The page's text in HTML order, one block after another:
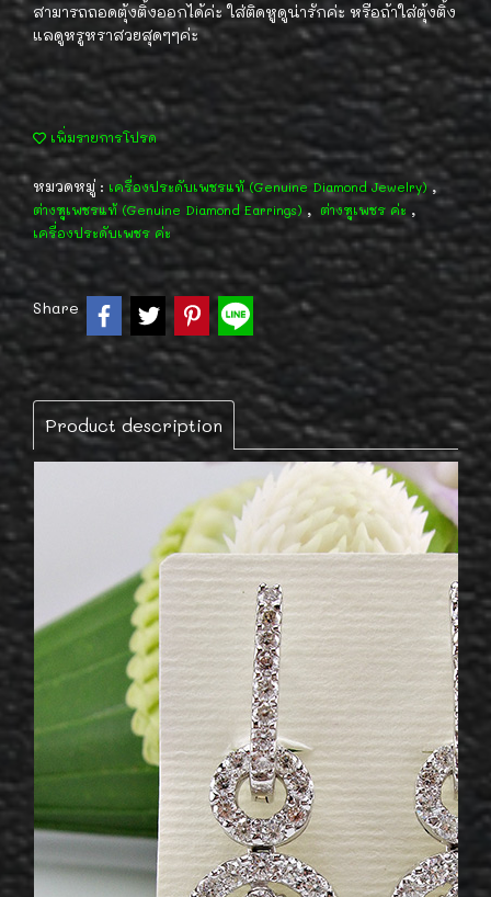
สามารถถอดตุ้งติ้งออกได้ค่ะ ใส่ติดหูดูน่ารักค่ะ หรือถ้าใส่ตุ้งติ้ง
แลดูหรูหราสวยสุดๆๆค่ะ
เพิ่มรายการโปรด
หมวดหมู่ :เครื่องประดับเพชรแท้ (Genuine Diamond Jewelry) ,
ต่างหูเพชรแท้ (Genuine Diamond Earrings) , ต่างหูเพชร ค่ะ ,
เครื่องประดับเพชร ค่ะ
Share
Product description